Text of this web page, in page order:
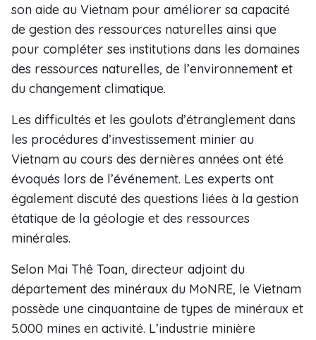
son aide au Vietnam pour améliorer sa capacité
de gestion des ressources naturelles ainsi que
pour compléter ses institutions dans les domaines
des ressources naturelles, de l’environnement et
du changement climatique.
Les difficultés et les goulots d’étranglement dans
les procédures d’investissement minier au
Vietnam au cours des dernières années ont été
évoqués lors de l’événement. Les experts ont
également discuté des questions liées à la gestion
étatique de la géologie et des ressources
minérales.
Selon Mai Thê Toan, directeur adjoint du
département des minéraux du MoNRE, le Vietnam
possède une cinquantaine de types de minéraux et
5.000 mines en activité. L’industrie minière